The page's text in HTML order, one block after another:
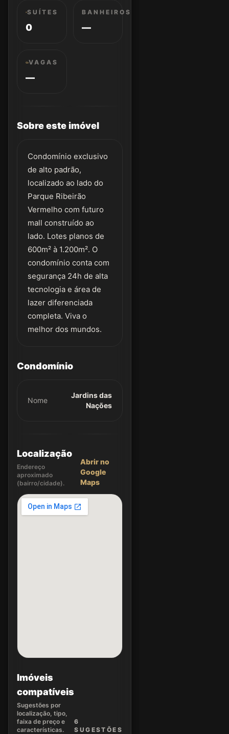
SUÍTES
0
BANHEIROS
—
VAGAS
—
Sobre este imóvel
Condomínio exclusivo
de alto padrão,
localizado ao lado do
Parque Ribeirão
Vermelho com futuro
mall construído ao
lado. Lotes planos de
600m² à 1.200m². O
condomínio conta com
segurança 24h de alta
tecnologia e área de
lazer diferenciada
completa. Viva o
melhor dos mundos.
Condomínio
Nome
Jardins das
Nações
Localização
Endereço
aproximado
(bairro/cidade).
Abrir no
Google
Maps
Imóveis
compatíveis
Sugestões por
localização, tipo,
faixa de preço e
características.
6
SUGEST ÕES